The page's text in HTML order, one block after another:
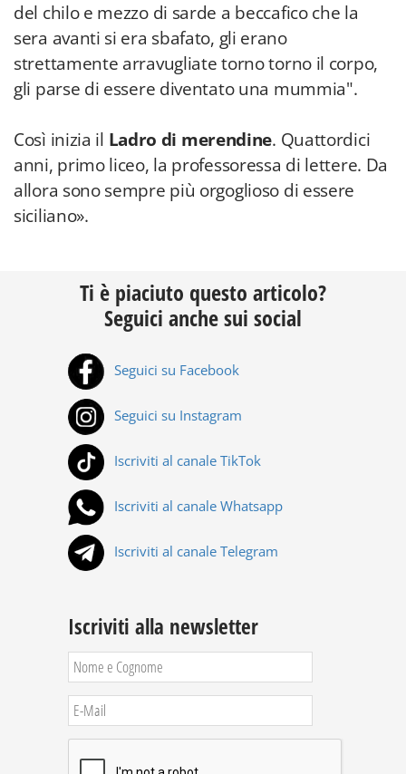
del chilo e mezzo di sarde a beccafico che la
sera avanti si era sbafato, gli erano
strettamente arravugliate torno torno il corpo,
gli parse di essere diventato una mummia".
Così inizia il Ladro di merendine. Quattordici
anni, primo liceo, la professoressa di lettere. Da
allora sono sempre più orgoglioso di essere
siciliano».
Ti è piaciuto questo articolo?
Seguici anche sui social
Seguici su Facebook
Seguici su Instagram
Iscriviti al canale TikTok
Iscriviti al canale Whatsapp
Iscriviti al canale Telegram
Iscriviti alla newsletter